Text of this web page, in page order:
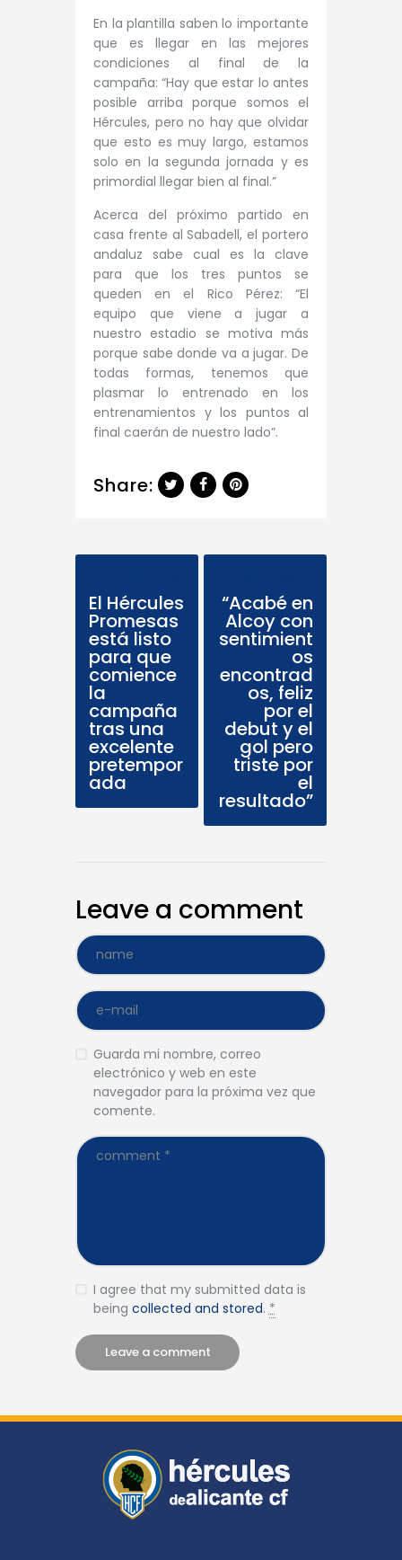
En la plantilla saben lo importante
que es llegar en las mejores
condiciones al final de la
campaña: “Hay que estar lo antes
posible arriba porque somos el
Hércules, pero no hay que olvidar
que esto es muy largo, estamos
solo en la segunda jornada y es
primordial llegar bien al final.”
Acerca del próximo partido en
casa frente al Sabadell, el portero
andaluz sabe cual es la clave
para que los tres puntos se
queden en el Rico Pérez: “El
equipo que viene a jugar a
nuestro estadio se motiva más
porque sabe donde va a jugar. De
todas formas, tenemos que
plasmar lo entrenado en los
entrenamientos y los puntos al
final caerán de nuestro lado”.
Share:
El Hércules
Promesas
está listo
para que
comience
la
campaña
tras una
excelente
pretempor
ada
“Acabé en
Alcoy con
sentimient
os
encontrad
os, feliz
por el
debut y el
gol pero
triste por
el
resultado”
Leave a comment
Guarda mi nombre, correo
electrónico y web en este
navegador para la próxima vez que
comente.
I agree that my submitted data is
being collected and stored. *